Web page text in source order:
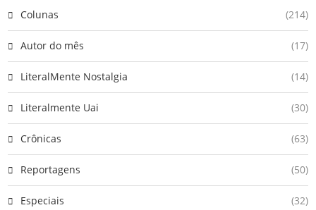
Colunas (214)
Autor do mês (17)
LiteralMente Nostalgia (14)
Literalmente Uai (30)
Crônicas (63)
Reportagens (50)
Especiais (32)